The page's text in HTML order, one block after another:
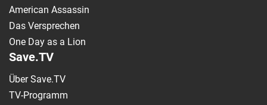
American Assassin
Das Versprechen
One Day as a Lion
Save.TV
Über Save.TV
TV-Programm